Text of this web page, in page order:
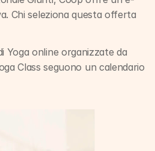
Chi seleziona questa offerta
Class seguono un calendario